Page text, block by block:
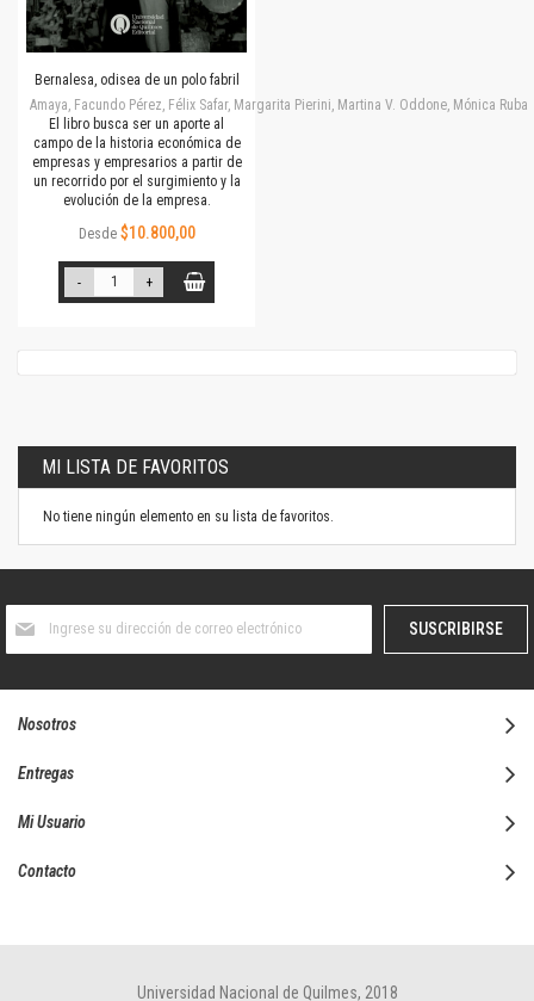
Bernalesa, odisea de un polo fabril
Amaya, Facundo Pérez, Félix Safar, Margarita Pierini, Martina V. Oddone, Mónica
El libro busca ser un aporte al
campo de la historia económica de
empresas y empresarios a partir de
un recorrido por el surgimiento y la
evolución de la empresa.
Desde $10.800,00
- +
MI LISTA DE FAVORITOS
No tiene ningún elemento en su lista de favoritos.
boletín
SUSCRIBIRSE
Nosotros
Entregas
Mi Usuario
Contacto
Universidad Nacional de Quilmes, 2018